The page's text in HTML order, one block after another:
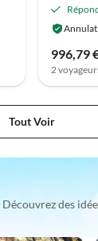
996,79
2
Tout Voir
des